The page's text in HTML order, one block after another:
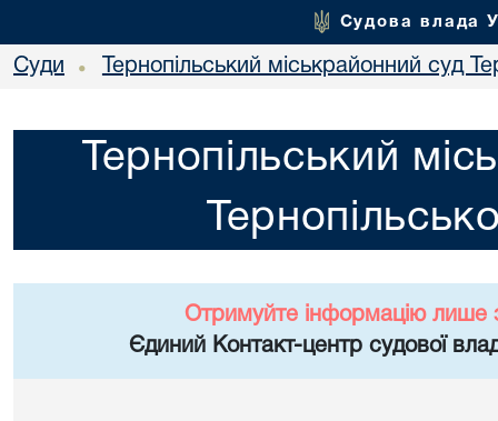
Судова влада
Суди • Тернопільський міськрайонний суд
Тернопільський
Отримуйте інформацію лише
Єдиний Контакт-центр судової